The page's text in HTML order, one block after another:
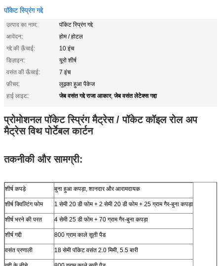
पॉकेट स्प्रिंग गद्दे
उत्पाद का नाम:
पॉकेट स्प्रिंग गद्दे
आवेदन:
होम / होटल
गद्दे की ऊँचाई:
10 इंच
डिज़ाइन:
यूरो शीर्ष
वसंत की ऊँचाई:
7 इंच
फ़ीचर:
लुढ़का हुआ पैकेज
हाई लाइट:
जेब वसंत गद्दे राजा आकार,जेब वसंत लेटेक्स गद्दा
प्रोमोशनल पॉकेट स्प्रिंग मैट्रेस / पॉकेट कॉइल रोल अप
मैट्रेस विथ पोर्टेबल कार्टन
तकनीकी और सामग्री:
शीर्ष कपड़े बुना हुआ कपड़ा, शानदार और आरामदायक
शीर्ष क्विल्टिंग फोम 1 सेमी 20 डी फोम + 2 सेमी 20 डी फोम + 25 ग्राम गैर-बुना कपड़ा
शीर्ष भरने की परत 4 सेमी 25 डी फोम + 70 ग्राम गैर-बुना कपड़ा
शीर्ष गद्दी 800 ग्राम काले सूती पैड
वसंत प्रणाली 18 सेमी पॉकेट वसंत 2.0 मिमी, 5.5 बारी